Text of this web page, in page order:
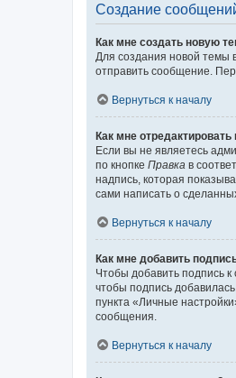
Создание
Как мне создать новую
Для создания новой темы
отправить сообщение.
Вернуться к началу
Как мне
Если вы не являетесь
по кнопке Правка в
надпись, которая
сами написать о
Вернуться к началу
Как мне добавить
Чтобы добавить подпись
чтобы подпись
пункта «Личные
сообщения.
Вернуться к началу